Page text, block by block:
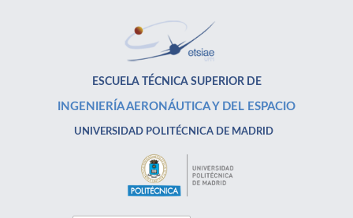
ESCUELA TÉCNICA SUPERIOR DE
INGENIERÍA AERONÁUTICA Y DEL ESPACIO
UNIVERSIDAD POLITÉCNICA DE MADRID